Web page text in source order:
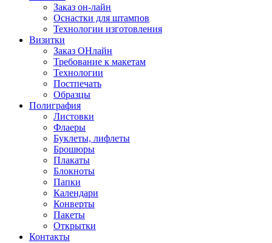
Заказ он-лайн
Оснастки для штампов
Технологии изготовления
Визитки
Заказ ОНлайн
Требование к макетам
Технологии
Постпечать
Образцы
Полиграфия
Листовки
Флаеры
Буклеты, лифлеты
Брошюры
Плакаты
Блокноты
Папки
Календари
Конверты
Пакеты
Открытки
Контакты